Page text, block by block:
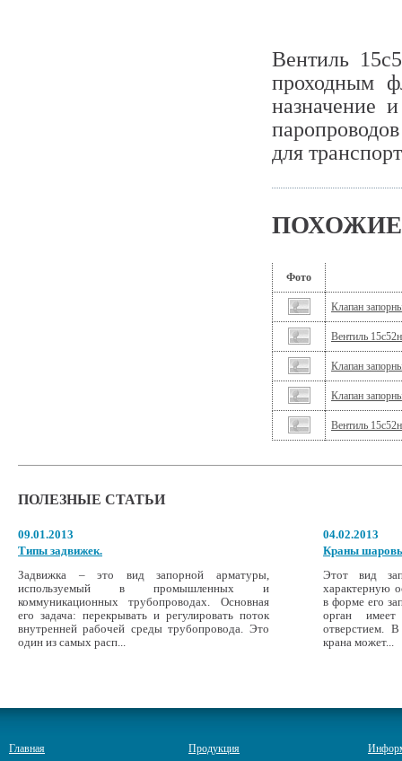
Вентиль
проходным
назначение
для
Фото
Клапан
Вентиль
Клапан
Клапан
Вентиль
ПОЛЕЗНЫЕ СТАТЬИ
09.01.2013
Типы задвижек.
Задвижка – это вид запорной арматуры,
используемый в промышленных и
коммуникационных трубопроводах. Основная
его задача: перекрывать и регулировать поток
внутренней рабочей среды трубопровода. Это
один из самых расп...
04.02.2013
Краны
Этот вид
характерную
в форме его
орган
отверстием.
крана может...
Главная Продукция